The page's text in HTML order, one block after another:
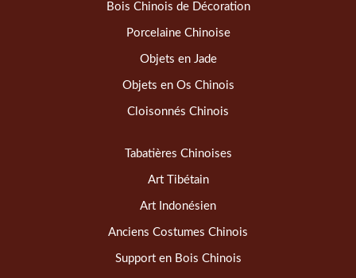
Bois Chinois de Décoration
Porcelaine Chinoise
Objets en Jade
Objets en Os Chinois
Cloisonnés Chinois
Tabatières Chinoises
Art Tibétain
Art Indonésien
Anciens Costumes Chinois
Support en Bois Chinois